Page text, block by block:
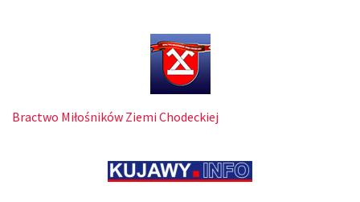
Bractwo Miłośników Ziemi Chodeckiej